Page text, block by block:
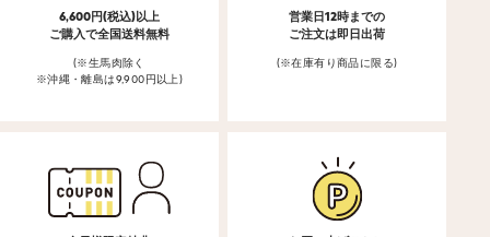
6,600円(税込)以上
ご購入で全国送料無料
(※生馬肉除く
※沖縄・離島は9,900円以上)
営業日12時までの
ご注文は即日出荷
(※在庫有り商品に限る)